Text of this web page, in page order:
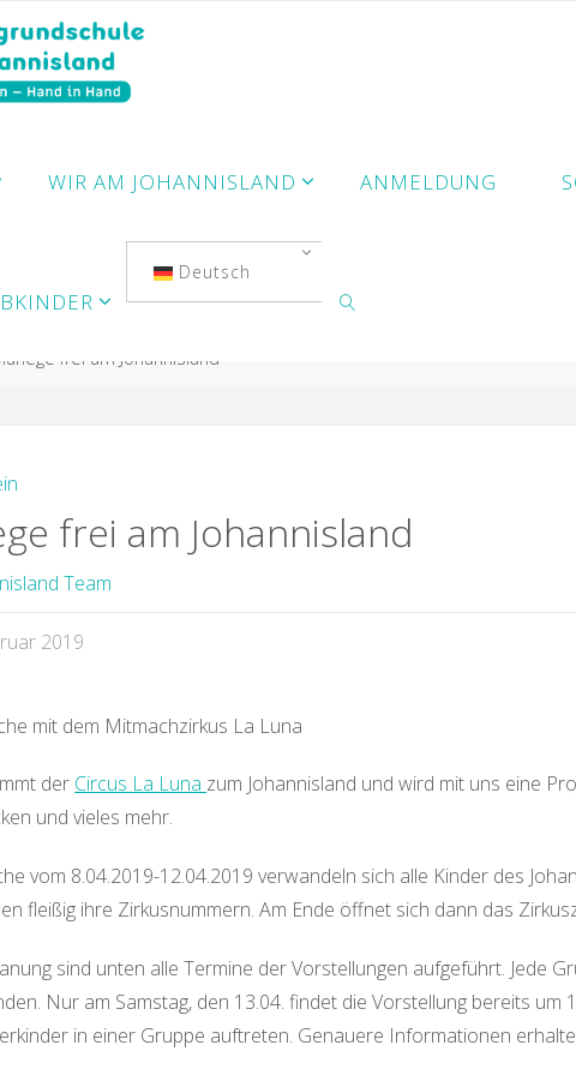
WIR AM JOHANNISLAND ANMELDUNG
Deutsch
frei am Johannisland
frei am Johannisland
Team
2019
mit dem Mitmachzirkus La Luna
der Circus La Luna zum Johannisland und wird mit uns eine
und vieles mehr.
vom 8.04.2019-12.04.2019 verwandeln sich alle Kinder des
fleißig ihre Zirkusnummern. Am Ende öffnet sich dann das
sind unten alle Termine der Vorstellungen aufgeführt. Jede
Nur am Samstag, den 13.04. findet die Vorstellung bereits
in einer Gruppe auftreten. Genauere Informationen